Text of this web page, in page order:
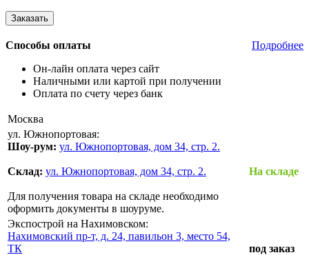
Способы оплаты
Подробнее
Он-лайн оплата через сайт
Наличными или картой при получении
Оплата по счету через банк
Москва
ул. Южнопортовая:
Шоу-рум: ул. Южнопортовая, дом 34, стр. 2.
Склад: ул. Южнопортовая, дом 34, стр. 2.
Для получения товара на складе необходимо
оформить документы в шоуруме.
На складе
Экспострой на Нахимовском:
Нахимовский пр-т, д. 24, павильон 3, место 54,
ТК
под заказ